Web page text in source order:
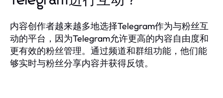
内容创作者越来越多地选择Telegram作为与粉丝互
动的平台，因为Telegram允许更高的内容自由度和
更有效的粉丝管理。通过频道和群组功能，他们能
够实时与粉丝分享内容并获得反馈。